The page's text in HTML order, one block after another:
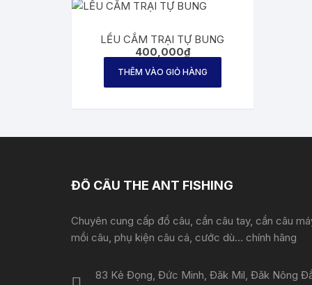
LỀU CẮM TRẠI TỰ BUNG
400,000₫
THÊM VÀO GIỎ HÀNG
ĐỒ CÂU THE ANT FISHING
Chuyên cung cấp đồ câu, cần câu tay, cần câu
mồi câu, phụ kiện câu cá, cước dù... chính hãng
83 Kẻ Đọng, Đức Minh, Đăk Mil, Đăk Nông